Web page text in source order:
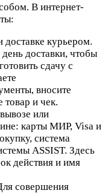
В интернет-
курьером.
доставки, чтобы
сдачу с
вносите
товар и чек.
или
карты МИР, Visa и
система
ASSIST. Здесь
действия и имя
совершения